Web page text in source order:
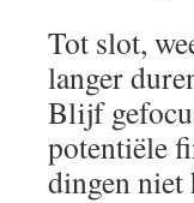
Tot slot,
langer
Blijf
potentiële
dingen niet